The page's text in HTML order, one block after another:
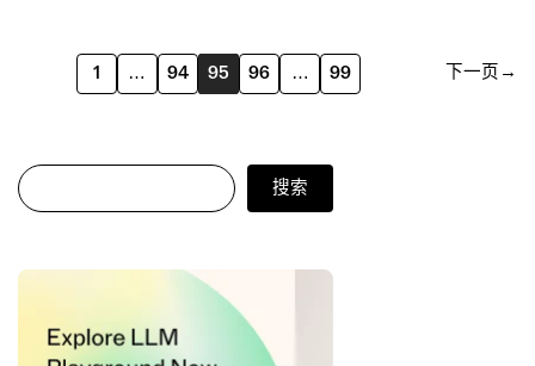
1 … 94 95 96 … 99 下一页 →
搜索
搜索